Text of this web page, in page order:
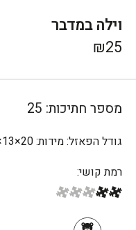
וילה במדבר
₪25
מספר חתיכות: 25
גודל הפאזל:מידות: 20×13×9 ס״מ (אורך,רוחב,גובה)
רמת קושי: